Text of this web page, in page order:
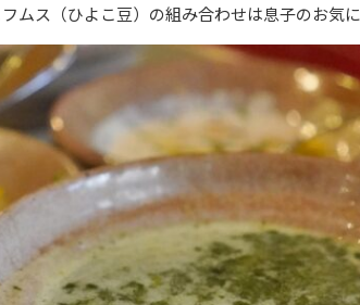
ムス（ひよこ豆）の組み合わせは息子のお気に